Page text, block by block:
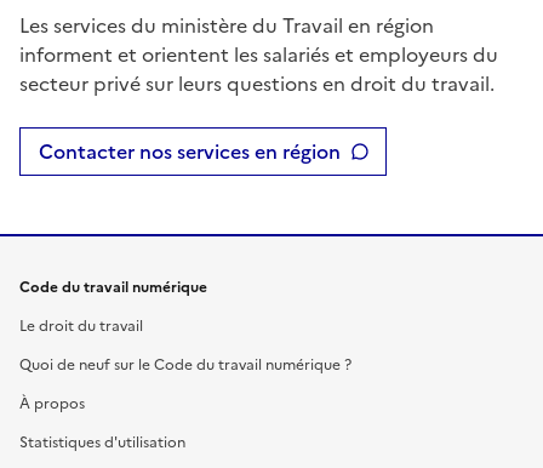
Les services du ministère du Travail en région
informent et orientent les salariés et employeurs du
secteur privé sur leurs questions en droit du travail.
Contacter nos services en région
Code du travail numérique
Le droit du travail
Quoi de neuf sur le Code du travail numérique ?
À propos
Statistiques d'utilisation